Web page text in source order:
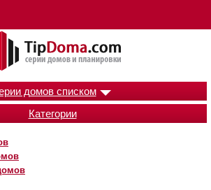
домов списком
Категории